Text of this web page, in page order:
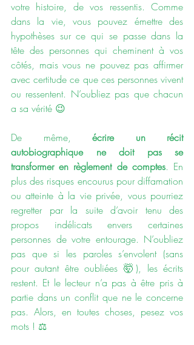
votre histoire, de vos ressentis. Comme
dans la vie, vous pouvez émettre des
hypothèses sur ce qui se passe dans la
tête des personnes qui cheminent à vos
côtés, mais vous ne pouvez pas affirmer
avec certitude ce que ces personnes vivent
ou ressentent. N’oubliez pas que chacun
a sa vérité 😉
De même, écrire un récit
autobiographique ne doit pas se
transformer en règlement de comptes. En
plus des risques encourus pour diffamation
ou atteinte à la vie privée, vous pourriez
regretter par la suite d’avoir tenu des
propos indélicats envers certaines
personnes de votre entourage. N’oubliez
pas que si les paroles s’envolent (sans
pour autant être oubliées 🤯), les écrits
restent. Et le lecteur n’a pas à être pris à
partie dans un conflit que ne le concerne
pas. Alors, en toutes choses, pesez vos
mots ! ⚖️